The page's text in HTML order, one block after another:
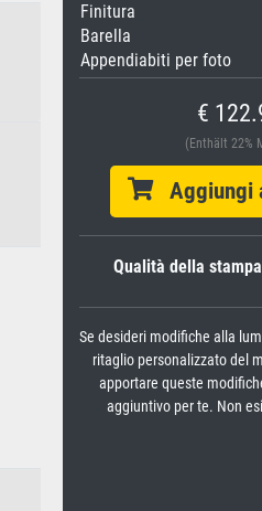
Finitura
Barella
Appendiabiti per foto
€
(Enthält 22%
Aggiungi
Qualità della
Se desideri modifiche alla
ritaglio personalizzato del
apportare queste
aggiuntivo per te. Non